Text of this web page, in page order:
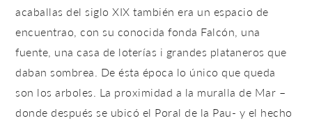
acaballas del siglo XIX también era un espacio de
encuentrao, con su conocida fonda Falcón, una
fuente, una casa de loterías i grandes plataneros que
daban sombrea. De ésta época lo único que queda
son los arboles. La proximidad a la muralla de Mar –
donde después se ubicó el Poral de la Pau- y el hecho